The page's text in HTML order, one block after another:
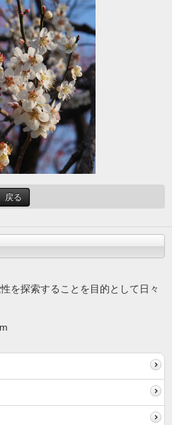
戻る
を探索することを目的として日々